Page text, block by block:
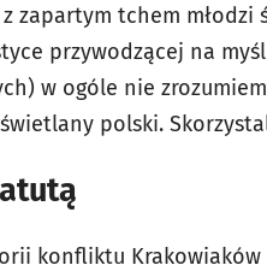
zapartym tchem
przywodzącej na
w ogóle nie
polski.
konfliktu Krakowiaków